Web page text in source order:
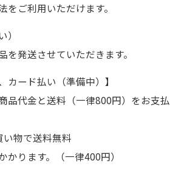
をご利用いただけます。
を発送させていただきます。
ード払い（準備中）】
品代金と送料（一律800円）をお支払
物で送料無料
かります。（一律400円）